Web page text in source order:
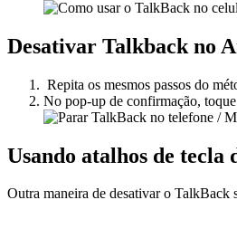
Desativar Talkback no
Repita os mesmos passos do
No pop-up de confirmação,
Usando atalhos de
Outra maneira de desativar o TalkBack